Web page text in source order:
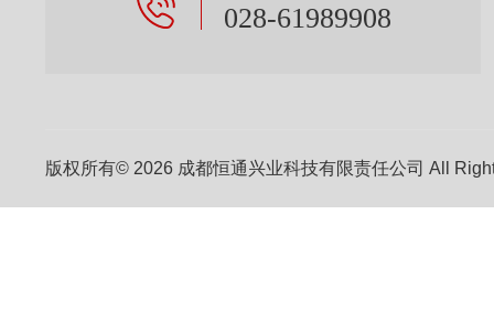
028-61989908
版权所有© 2026 成都恒通兴业科技有限责任公司 All